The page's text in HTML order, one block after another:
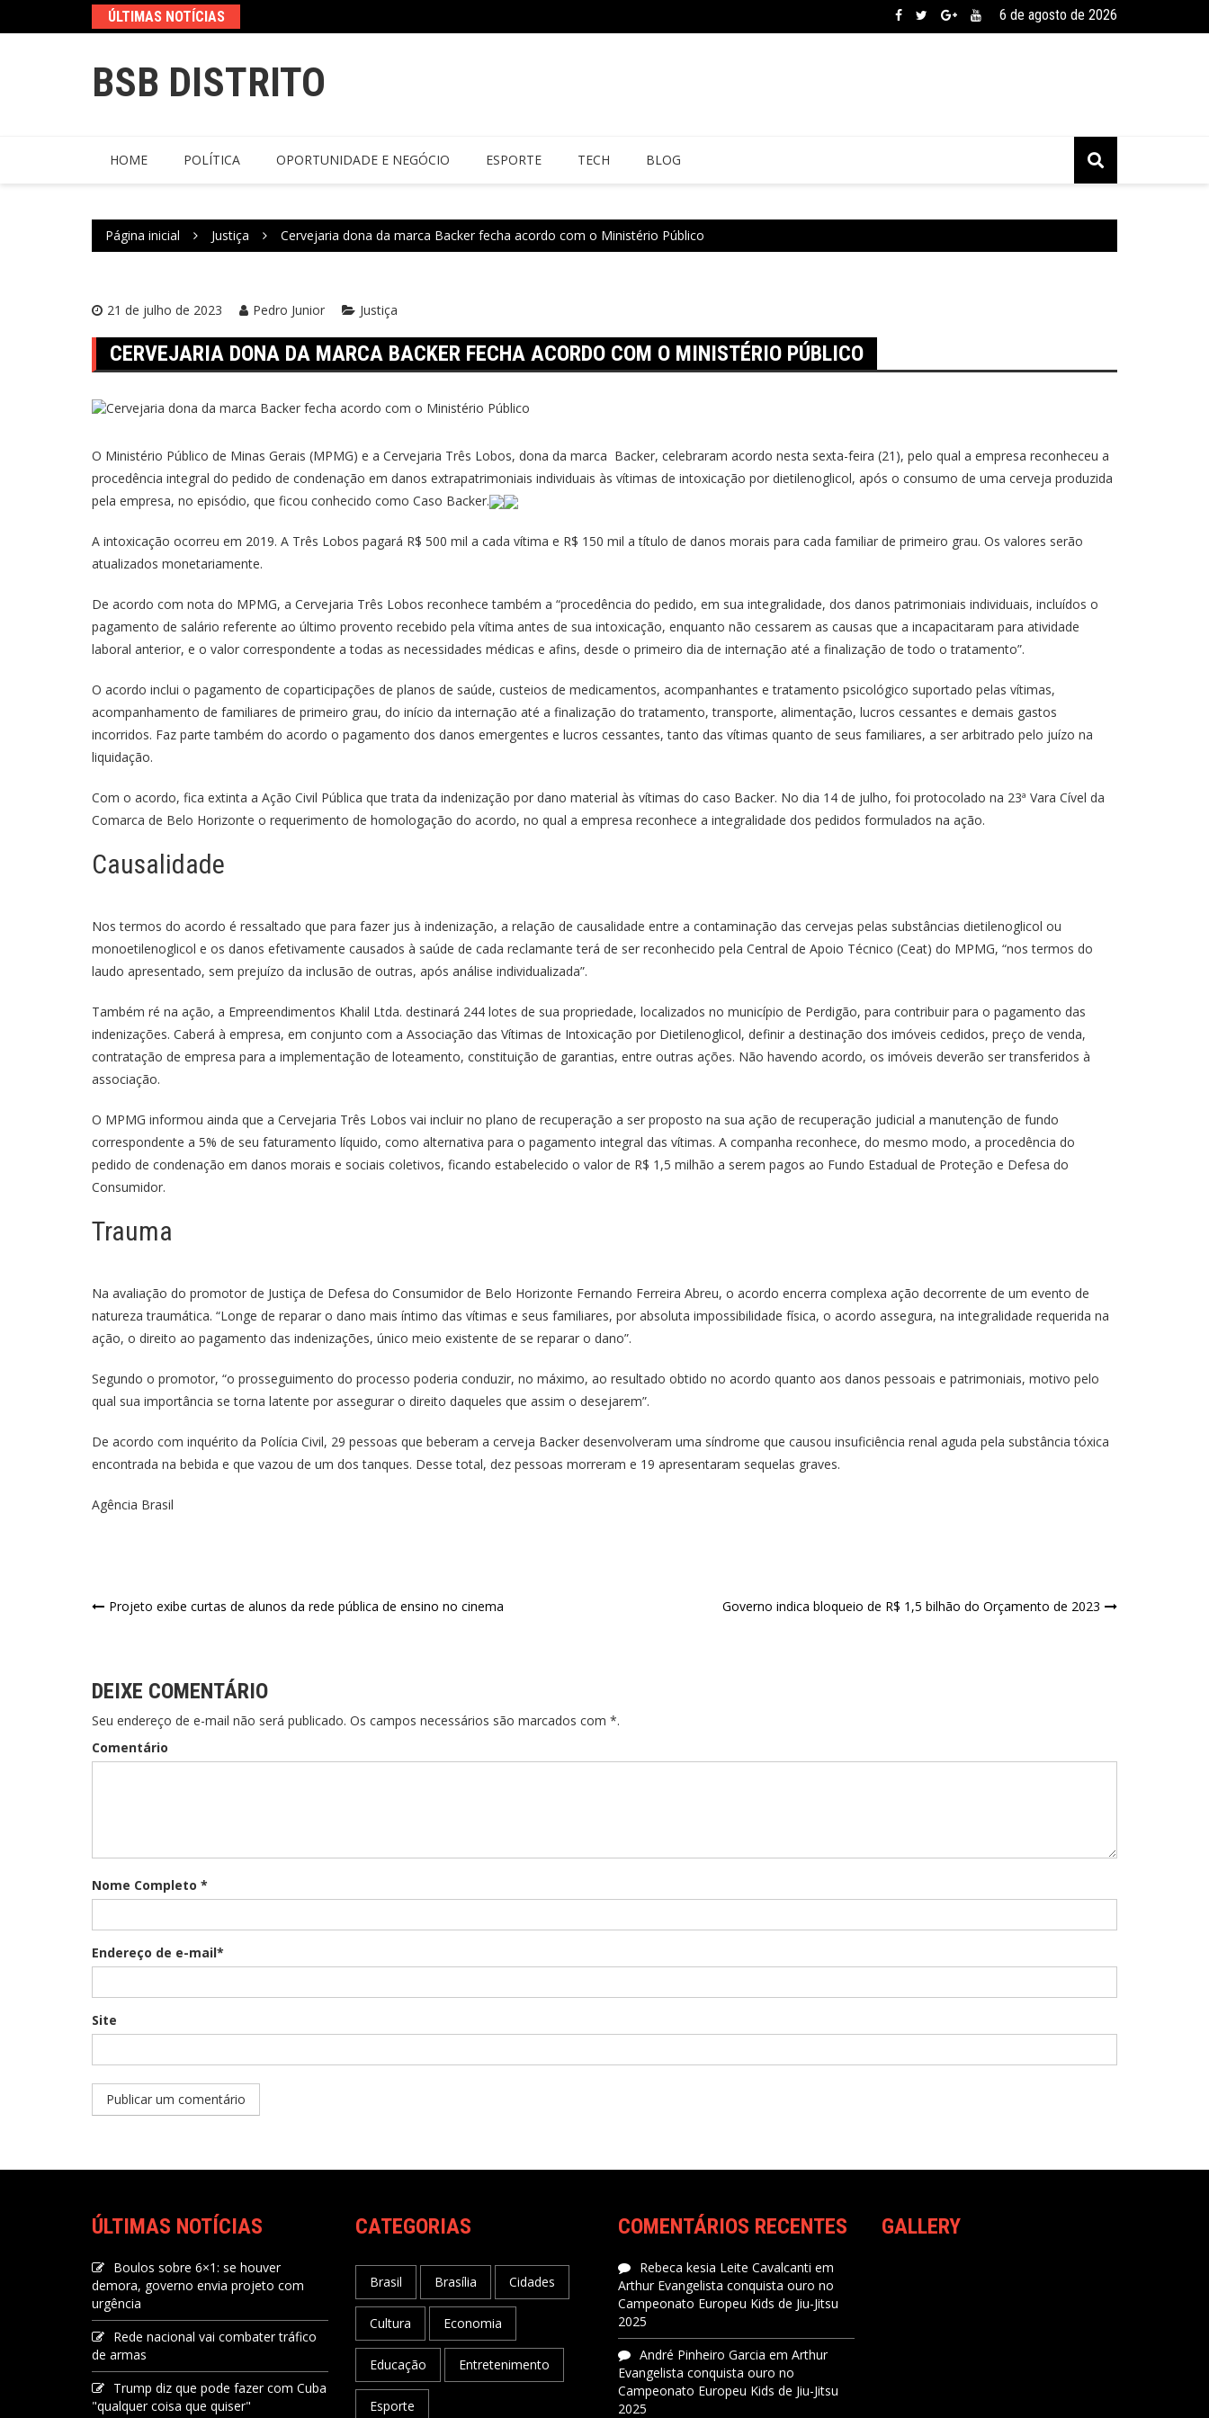
ÚLTIMAS NOTÍCIAS 6 de agosto de 2026
BSB DISTRITO
HOME POLÍTICA OPORTUNIDADE E NEGÓCIO ESPORTE TECH BLOG
Página inicial Justiça Cervejaria dona da marca Backer fecha acordo com o Ministério Público
21 de julho de 2023 Pedro Junior Justiça
CERVEJARIA DONA DA MARCA BACKER FECHA ACORDO COM O MINISTÉRIO PÚBLICO
O Ministério Público de Minas Gerais (MPMG) e a Cervejaria Três Lobos, dona da marca Backer, celebraram acordo nesta sexta-feira (21), pelo qual a empresa reconheceu a
procedência integral do pedido de condenação em danos extrapatrimoniais individuais às vítimas de intoxicação por dietilenoglicol, após o consumo de uma cerveja produzida
pela empresa, no episódio, que ficou conhecido como Caso Backer.
A intoxicação ocorreu em 2019. A Três Lobos pagará R$ 500 mil a cada vítima e R$ 150 mil a título de danos morais para cada familiar de primeiro grau. Os valores serão
atualizados monetariamente.
De acordo com nota do MPMG, a Cervejaria Três Lobos reconhece também a “procedência do pedido, em sua integralidade, dos danos patrimoniais individuais, incluídos o
pagamento de salário referente ao último provento recebido pela vítima antes de sua intoxicação, enquanto não cessarem as causas que a incapacitaram para atividade
laboral anterior, e o valor correspondente a todas as necessidades médicas e afins, desde o primeiro dia de internação até a finalização de todo o tratamento”.
O acordo inclui o pagamento de coparticipações de planos de saúde, custeios de medicamentos, acompanhantes e tratamento psicológico suportado pelas vítimas,
acompanhamento de familiares de primeiro grau, do início da internação até a finalização do tratamento, transporte, alimentação, lucros cessantes e demais gastos
incorridos. Faz parte também do acordo o pagamento dos danos emergentes e lucros cessantes, tanto das vítimas quanto de seus familiares, a ser arbitrado pelo juízo na
liquidação.
Com o acordo, fica extinta a Ação Civil Pública que trata da indenização por dano material às vítimas do caso Backer. No dia 14 de julho, foi protocolado na 23ª Vara Cível da
Comarca de Belo Horizonte o requerimento de homologação do acordo, no qual a empresa reconhece a integralidade dos pedidos formulados na ação.
Causalidade
Nos termos do acordo é ressaltado que para fazer jus à indenização, a relação de causalidade entre a contaminação das cervejas pelas substâncias dietilenoglicol ou
monoetilenoglicol e os danos efetivamente causados à saúde de cada reclamante terá de ser reconhecido pela Central de Apoio Técnico (Ceat) do MPMG, “nos termos do
laudo apresentado, sem prejuízo da inclusão de outras, após análise individualizada”.
Também ré na ação, a Empreendimentos Khalil Ltda. destinará 244 lotes de sua propriedade, localizados no município de Perdigão, para contribuir para o pagamento das
indenizações. Caberá à empresa, em conjunto com a Associação das Vítimas de Intoxicação por Dietilenoglicol, definir a destinação dos imóveis cedidos, preço de venda,
contratação de empresa para a implementação de loteamento, constituição de garantias, entre outras ações. Não havendo acordo, os imóveis deverão ser transferidos à
associação.
O MPMG informou ainda que a Cervejaria Três Lobos vai incluir no plano de recuperação a ser proposto na sua ação de recuperação judicial a manutenção de fundo
correspondente a 5% de seu faturamento líquido, como alternativa para o pagamento integral das vítimas. A companha reconhece, do mesmo modo, a procedência do
pedido de condenação em danos morais e sociais coletivos, ficando estabelecido o valor de R$ 1,5 milhão a serem pagos ao Fundo Estadual de Proteção e Defesa do
Consumidor.
Trauma
Na avaliação do promotor de Justiça de Defesa do Consumidor de Belo Horizonte Fernando Ferreira Abreu, o acordo encerra complexa ação decorrente de um evento de
natureza traumática. “Longe de reparar o dano mais íntimo das vítimas e seus familiares, por absoluta impossibilidade física, o acordo assegura, na integralidade requerida na
ação, o direito ao pagamento das indenizações, único meio existente de se reparar o dano”.
Segundo o promotor, “o prosseguimento do processo poderia conduzir, no máximo, ao resultado obtido no acordo quanto aos danos pessoais e patrimoniais, motivo pelo
qual sua importância se torna latente por assegurar o direito daqueles que assim o desejarem”.
De acordo com inquérito da Polícia Civil, 29 pessoas que beberam a cerveja Backer desenvolveram uma síndrome que causou insuficiência renal aguda pela substância tóxica
encontrada na bebida e que vazou de um dos tanques. Desse total, dez pessoas morreram e 19 apresentaram sequelas graves.
Agência Brasil
Projeto exibe curtas de alunos da rede pública de ensino no cinema Governo indica bloqueio de R$ 1,5 bilhão do Orçamento de 2023
DEIXE COMENTÁRIO
Seu endereço de e-mail não será publicado. Os campos necessários são marcados com *.
Comentário
Nome Completo *
Endereço de e-mail*
Site
ÚLTIMAS NOTÍCIAS
Boulos sobre 6×1: se houver
demora, governo envia projeto com
urgência
Rede nacional vai combater tráfico
de armas
Trump diz que pode fazer com Cuba
"qualquer coisa que quiser"
CATEGORIAS
Brasil Brasília Cidades
Cultura Economia
Educação Entretenimento
Esporte
COMENTÁRIOS RECENTES
Rebeca kesia Leite Cavalcanti em
Arthur Evangelista conquista ouro no
Campeonato Europeu Kids de Jiu-Jitsu
2025
André Pinheiro Garcia em Arthur
Evangelista conquista ouro no
Campeonato Europeu Kids de Jiu-Jitsu
2025
GALLERY